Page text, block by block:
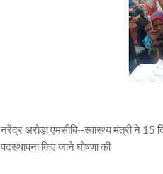
नरेंद्र अरोड़ा एमसीबि--स्वास्थ्य मंत्री ने 15
पदस्थापना किए जाने घोषणा की